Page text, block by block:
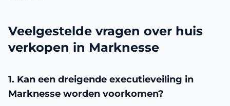
Veelgestelde vragen over huis
verkopen in Marknesse
1. Kan een dreigende executieveiling in
Marknesse worden voorkomen?